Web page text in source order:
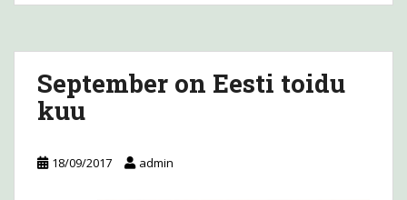
September on Eesti toidu
kuu
18/09/2017 admin